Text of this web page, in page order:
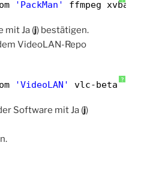
'PackMan' ffmpeg xvba-
mit Ja (j) bestätigen.
VideoLAN-Repo
?
'VideoLAN' vlc-beta
Software mit Ja (j)